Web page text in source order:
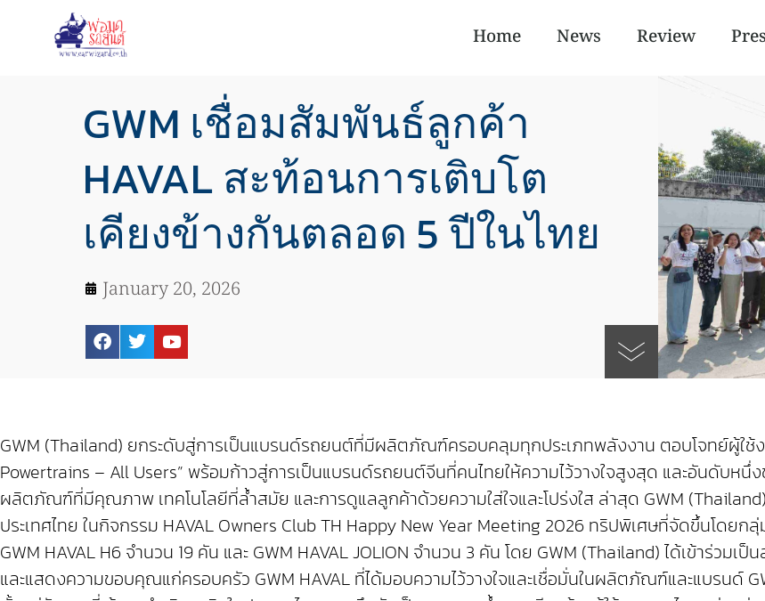
Home News Review
GWM เชื่อมสัมพันธ์ลูกค้า
HAVAL สะท้อนการเติบโต
เคียงข้างกันตลอด 5 ปีในไทย
January 20, 2026
GWM (Thailand) ยกระดับสู่การเป็นแบรนด์รถยนต์ที่มีผลิตภัณฑ์ครอบคลุมทุกประเภทพลังงาน ตอบโจทย์ผู้ใช้
Powertrains – All Users” พร้อมก้าวสู่การเป็นแบรนด์รถยนต์จีนที่คนไทยให้ความไว้วางใจสูงสุด และอันดับห
ผลิตภัณฑ์ที่มีคุณภาพ เทคโนโลยีที่ล้ำสมัย และการดูแลลูกค้าด้วยความใส่ใจและโปร่งใส ล่าสุด GWM
ประเทศไทย ในกิจกรรม HAVAL Owners Club TH Happy New Year Meeting 2026 ทริปพิเศษที่จัดขึ้นโดยก
GWM HAVAL H6 จำนวน 19 คัน และ GWM HAVAL JOLION จำนวน 3 คัน โดย GWM (Thailand) ได้เข้าร่ว
และแสดงความขอบคุณแก่ครอบครัว GWM HAVAL ที่ได้มอบความไว้วางใจและเชื่อมั่นในผลิตภัณฑ์และแบรนด์